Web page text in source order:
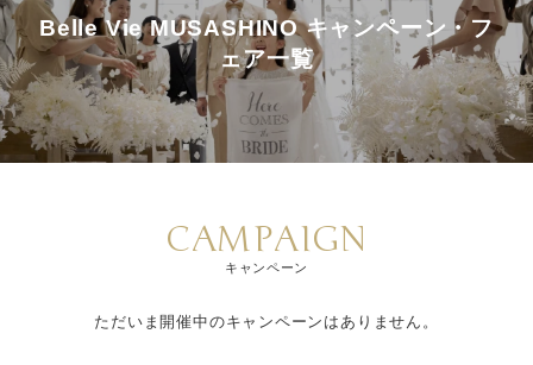
Belle Vie MUSASHINO キャンペーン・フ
ェア一覧
CAMPAIGN
キャンペーン
ただいま開催中のキャンペーンはありません。